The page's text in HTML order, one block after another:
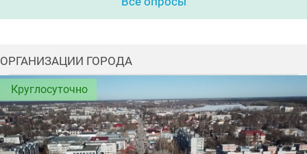
ОРГАНИЗАЦИИ ГОРОДА
Круглосуточно